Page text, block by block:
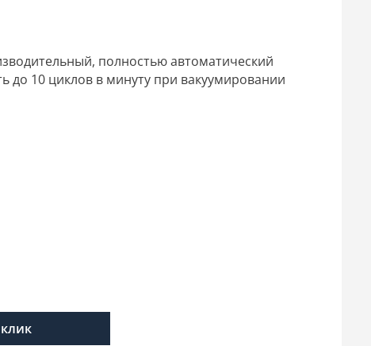
полностью автоматический
10 циклов в минуту при вакуумировании